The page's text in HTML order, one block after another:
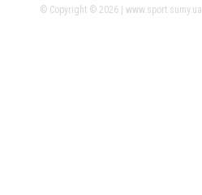
© Copyright © 2026 | www.sport.sumy.ua